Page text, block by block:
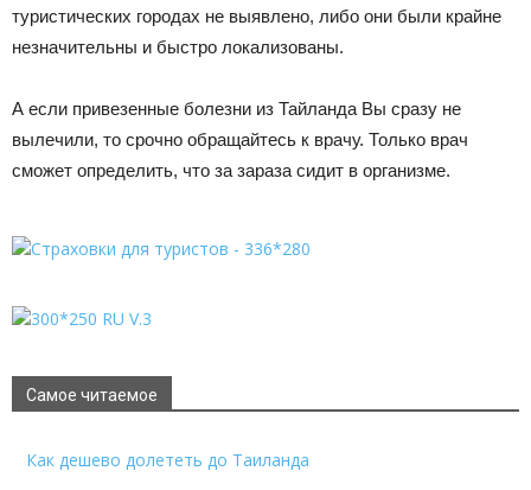
туристических городах не выявлено, либо они были крайне
незначительны и быстро локализованы.
А если привезенные болезни из Тайланда Вы сразу не
вылечили, то срочно обращайтесь к врачу. Только врач
сможет определить, что за зараза сидит в организме.
Самое читаемое
Как дешево долететь до Таиланда